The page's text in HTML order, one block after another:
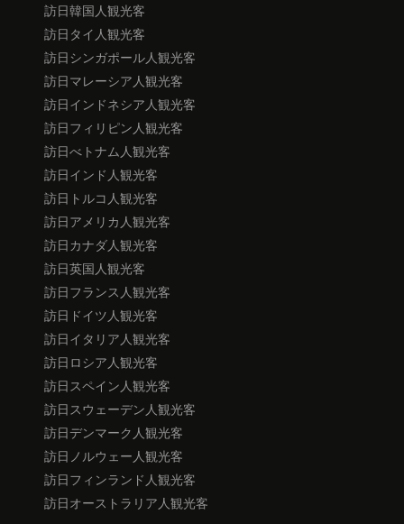
訪日韓国人観光客
訪日タイ人観光客
訪日シンガポール人観光客
訪日マレーシア人観光客
訪日インドネシア人観光客
訪日フィリピン人観光客
訪日べトナム人観光客
訪日インド人観光客
訪日トルコ人観光客
訪日アメリカ人観光客
訪日カナダ人観光客
訪日英国人観光客
訪日フランス人観光客
訪日ドイツ人観光客
訪日イタリア人観光客
訪日ロシア人観光客
訪日スペイン人観光客
訪日スウェーデン人観光客
訪日デンマーク人観光客
訪日ノルウェー人観光客
訪日フィンランド人観光客
訪日オーストラリア人観光客